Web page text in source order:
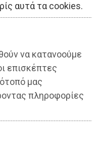
αυτά τα cookies.
να κατανοούμε
επισκέπτες
μας
πληροφορίες